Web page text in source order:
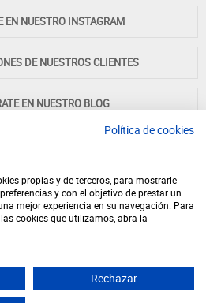
EN NUESTRO INSTAGRAM
DE NUESTROS CLIENTES
EN NUESTRO BLOG
- tudecora.com tienda online de muebles
Política de cookies
propias y de terceros, para mostrarle
y con el objetivo de prestar un
mejor experiencia en su navegación. Para
cookies que utilizamos, abra la
Rechazar